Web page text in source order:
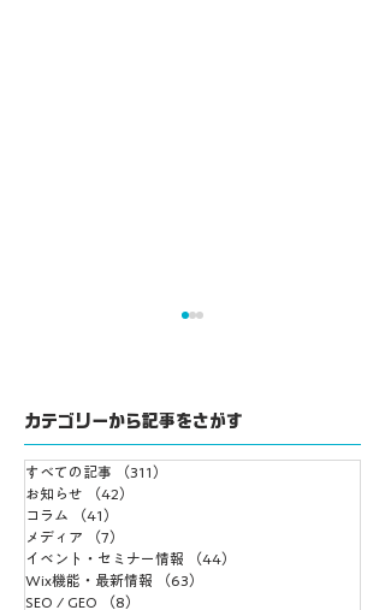
予算の壁で力になれな
かった。だから、新し
いサービスを作りまし
た。
カテゴリーから記事をさがす
すべての記事 （311）
お知らせ
（42）
コラム
（41）
メディア
（7）
イベント・セミナー情報
（44）
Wix機能・最新情報
（63）
SEO / GEO
（8）